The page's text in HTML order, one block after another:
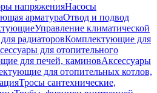
напряженияНасосы
арматураОтвод и подвод
Управление климатической
радиаторовКомплектующие для
для отопительного
для печей, каминовАксессуары
для отопительных котлов,
Тросы сантехнические,